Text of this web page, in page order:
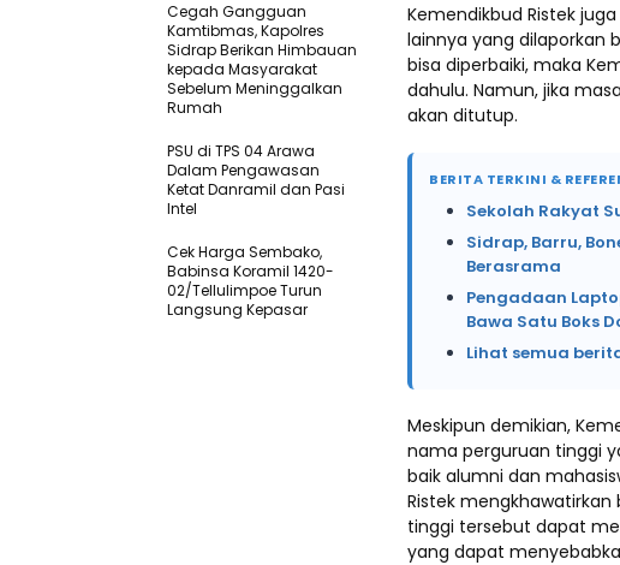
Kemendikbud Ristek
lainnya yang dilaporkan
bisa diperbaiki, maka
dahulu. Namun, jika
akan ditutup.
BERITA TERKINI &
Sekolah Rakyat
Sidrap, Barru,
Berasrama
Pengadaan
Bawa Satu Boks
Lihat semua
Meskipun demikian,
nama perguruan tinggi
baik alumni dan
Ristek
tinggi tersebut dapat
yang dapat
Cegah Gangguan
Kamtibmas, Kapolres
Sidrap Berikan Himbauan
kepada Masyarakat
Sebelum Meninggalkan
Rumah
PSU di TPS 04 Arawa
Dalam Pengawasan
Ketat Danramil dan Pasi
Intel
Cek Harga Sembako,
Babinsa Koramil 1420-
02/Tellulimpoe Turun
Langsung Kepasar